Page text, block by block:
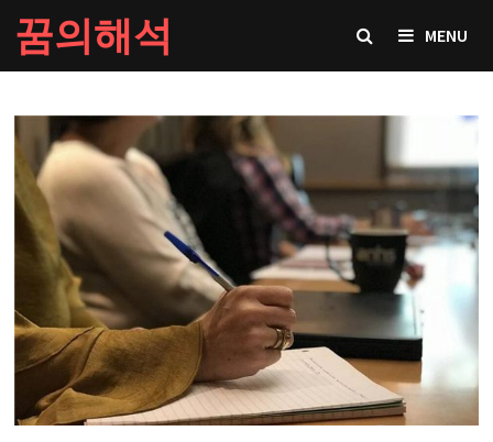
Skip
to
content
꿈의해석 MENU